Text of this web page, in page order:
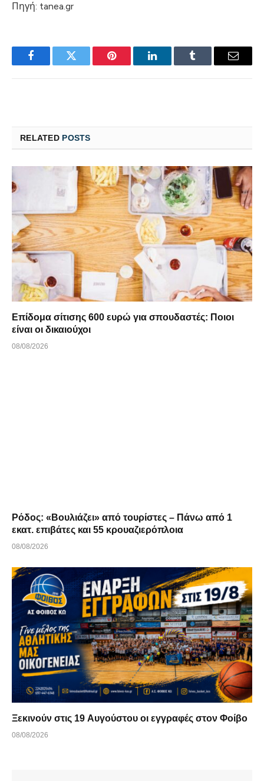
Πηγή: tanea.gr
FacebookTwitter Pinterest LinkedInTumblr Email
RELATED POSTS
Επίδομα σίτισης 600 ευρώ για σπουδαστές: Ποιοι
είναι οι δικαιούχοι
08/08/2026
Ρόδος: «Βουλιάζει» από τουρίστες – Πάνω από 1
εκατ. επιβάτες και 55 κρουαζιερόπλοια
08/08/2026
Ξεκινούν στις 19 Αυγούστου οι εγγραφές στον Φοίβο
08/08/2026